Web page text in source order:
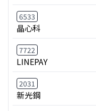
6533
晶心科
7722
LINEPAY
2031
新光鋼